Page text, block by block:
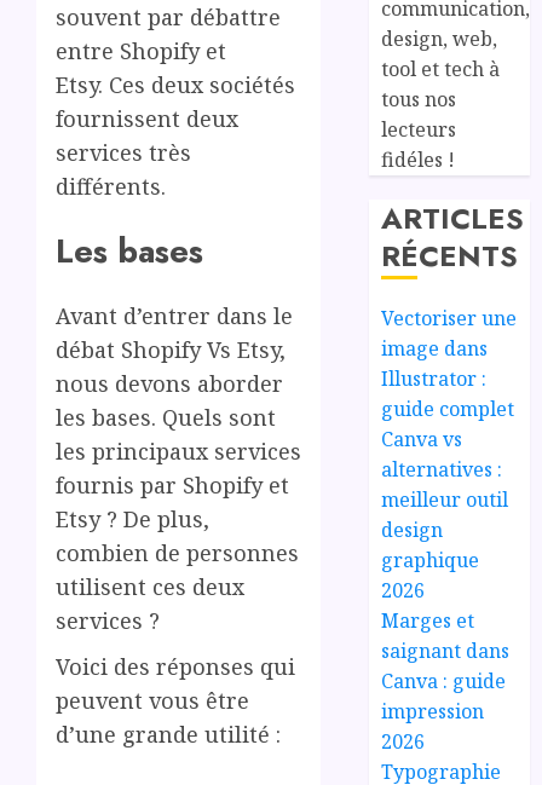
souvent par débattre
entre Shopify et
Etsy. Ces deux sociétés
fournissent deux
services très
différents.
Les bases
Avant d’entrer dans le
débat Shopify Vs Etsy,
nous devons aborder
les bases. Quels sont
les principaux services
fournis par Shopify et
Etsy ? De plus,
combien de personnes
utilisent ces deux
services ?
Voici des réponses qui
peuvent vous être
d’une grande utilité :
communication,
design, web,
tool et tech à
tous nos
lecteurs
fidéles !
ARTICLES
RÉCENTS
Vectoriser une
image dans
Illustrator :
guide complet
Canva vs
alternatives :
meilleur outil
design
graphique
2026
Marges et
saignant dans
Canva : guide
impression
2026
Typographie